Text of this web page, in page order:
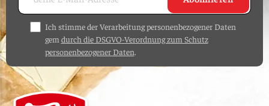
Ich stimme der Verarbeitung personenbezogener Daten
gem durch die DSGVO-Verordnung zum Schutz
personenbezogener Daten.